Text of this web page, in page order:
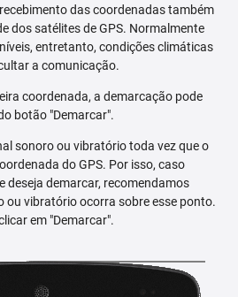
das coordenadas também
dos satélites de GPS. Normalmente
entretanto, condições climáticas
a comunicação.
coordenada, a demarcação pode
botão "Demarcar".
sonoro ou vibratório toda vez que o
do GPS. Por isso, caso
deseja demarcar, recomendamos
ou vibratório ocorra sobre esse ponto.
em "Demarcar".